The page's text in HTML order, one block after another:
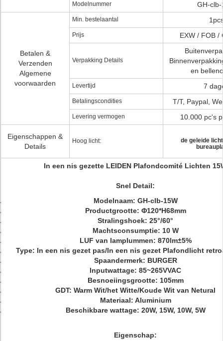
Modelnummer GH-clb-
Betalen &
Verzenden
Algemene
voorwaarden
Min. bestelaantal
Prijs EXW / FOB /
Verpakking Details
en
Levertijd 7
Betalingscondities T/T, Paypal,
Levering vermogen 10.000 pc's
Eigenschappen &
Details
Hoog licht:
de geleide
In een nis gezette LEIDEN Plafondcomité Lichten
Snel Detail:
Modelnaam: GH-clb-15W
Productgrootte: Φ120*H68mm
Stralingshoek: 25°/60°
Machtsconsumptie: 10 W
LUF van lamplummen: 870lm±5%
Type: In een nis gezet pas/In een nis gezet Plafondlicht
Spaandermerk: BURGER
Inputwattage: 85~265VVAC
Besnoeiingsgrootte: 105mm
GDT: Warm Wit/het Witte/Koude Wit van Netural
Materiaal: Aluminium
Beschikbare wattage: 20W, 15W, 10W, 5W
Eigenschap: